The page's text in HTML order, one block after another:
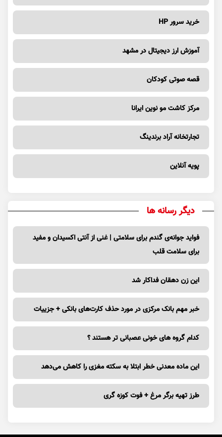
خرید سرور HP
آموزش ارز دیجیتال در مشهد
قصه صوتی کودکان
مرکز کاشت مو نوین ایرانا
تجارتخانه آراد برندینگ
پویه آنلاین
دیگر رسانه ها
فواید جوانه‌ی گندم برای سلامتی | غنی از آنتی اکسیدان و مفید
برای سلامت قلب
این زن دهقان فداکار شد
خبر مهم بانک مرکزی در مورد حذف کارت‌های بانکی + جزییات
کدام گروه های خونی عصبانی تر هستند ؟
این ماده معدنی خطر ابتلا به سکته مغزی را کاهش می‌دهد
طرز تهیه برگر مرغ + فوت کوزه گری